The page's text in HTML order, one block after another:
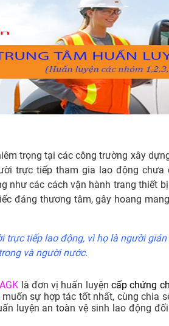
trọng tại các công trường xây
trực tiếp tham gia lao động chưa
như các cách vận hành trang thiết
đáng thương tâm, gây hoang
trực tiếp lao động, vì họ là người
và người nước.
là đơn vị huấn luyệncấp chứng
sự hợp tác tốt nhất, cùng chia
luyện an toàn vệ sinh lao động